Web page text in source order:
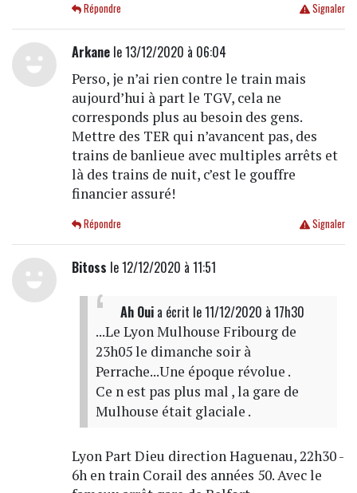
Signaler
Répondre
Arkanele 13/12/2020 à 06:04
Perso, je n’ai rien contre le train mais
aujourd’hui à part le TGV, cela ne
corresponds plus au besoin des gens.
Mettre des TER qui n’avancent pas, des
trains de banlieue avec multiples arrêts et
là des trains de nuit, c’est le gouffre
financier assuré!
Signaler
Répondre
Bitoss le 12/12/2020 à 11:51
Ah Ouia écrit le 11/12/2020 à 17h30
...Le Lyon Mulhouse Fribourg de
23h05 le dimanche soir à
Perrache...Une époque révolue .
Ce n est pas plus mal , la gare de
Mulhouse était glaciale .
Lyon Part Dieu direction Haguenau, 22h30 -
6h en train Corail des années 50. Avec le